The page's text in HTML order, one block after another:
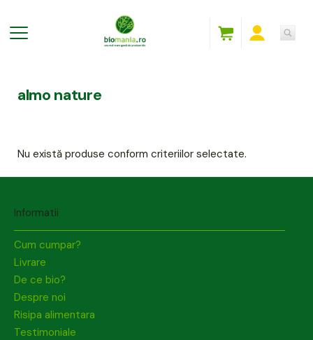
almo nature
Nu există produse conform criteriilor selectate.
Informatii
Cum cumpar?
Livrare
De ce bio?
Despre noi
Risipa alimentara
Testimoniale